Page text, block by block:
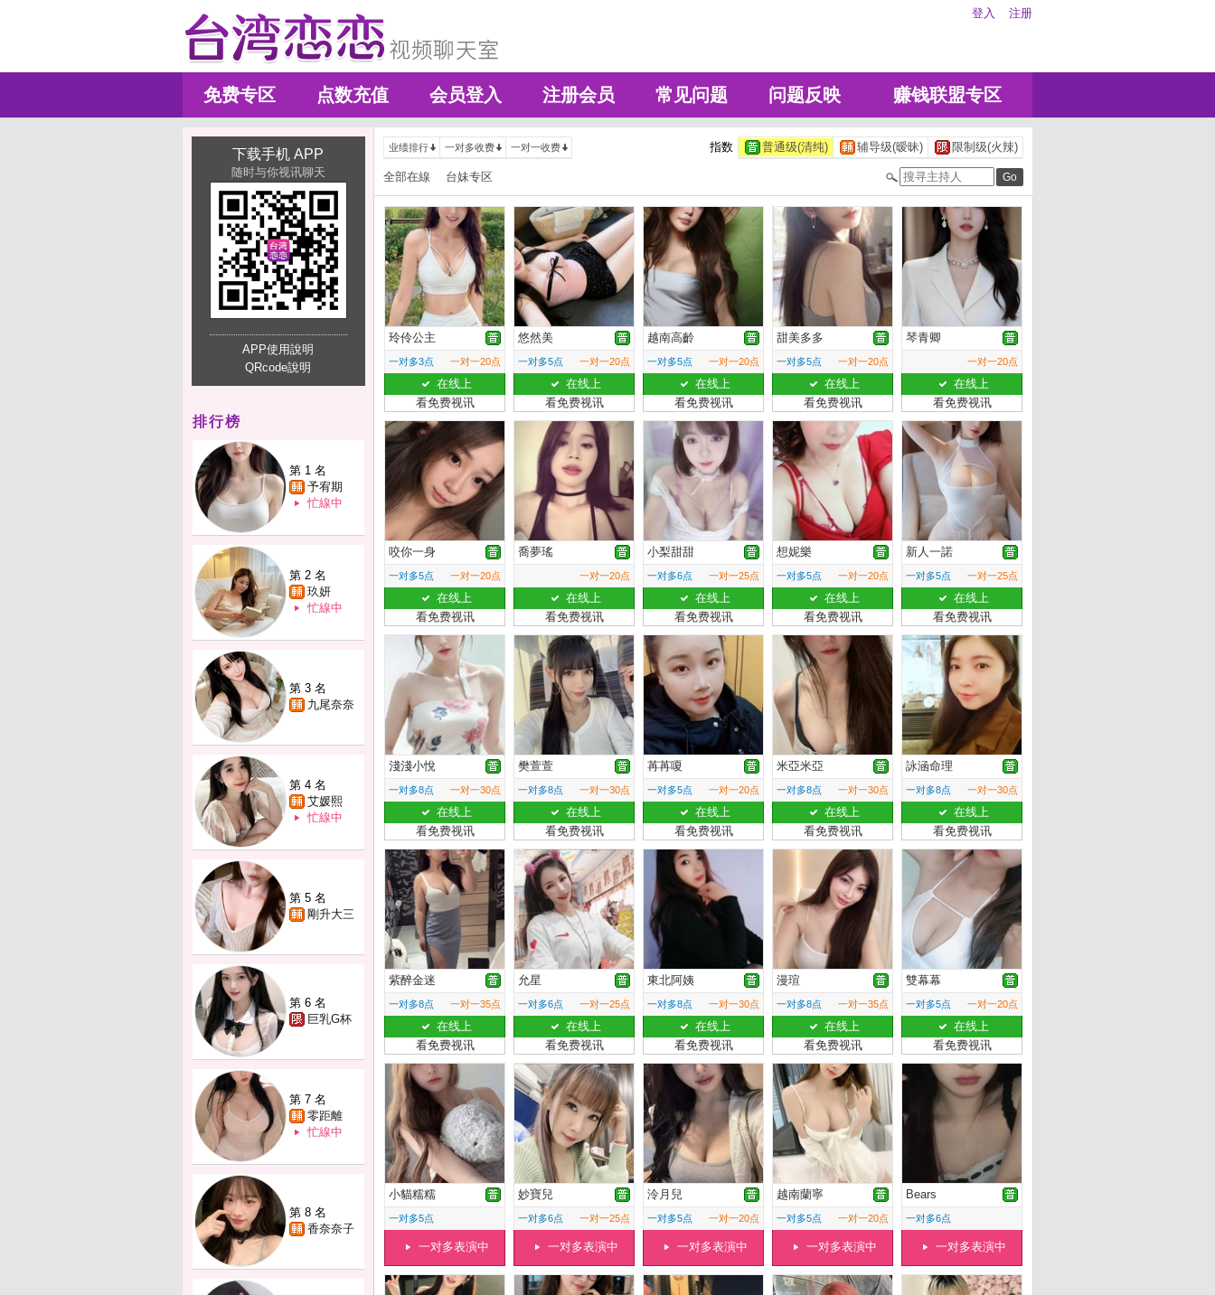
登入 注册
免费专区 点数充值 会员登入 注册会员 常见问题 问题反映 赚钱联盟专区
下载手机 APP
随时与你视讯聊天
APP使用說明
QRcode說明
排行榜
第 1 名
予宥期
忙線中
第 2 名
玖妍
忙線中
第 3 名
九尾奈奈
第 4 名
艾媛熙
忙線中
第 5 名
剛升大三
第 6 名
巨乳G杯
第 7 名
零距離
忙線中
第 8 名
香奈奈子
业绩排行 一对多收费 一对一收费 指数 普通级(清纯) 辅导级(暧昧) 限制级(火辣)
全部在線 台妹专区
玲伶公主
一对多3点 一对一20点
在线上
看免费视讯
悠然美
一对多5点 一对一20点
在线上
看免费视讯
越南高齡
一对多5点 一对一20点
在线上
看免费视讯
甜美多多
一对多5点 一对一20点
在线上
看免费视讯
琴青卿
一对一20点
在线上
看免费视讯
咬你一身
一对多5点 一对一20点
在线上
看免费视讯
喬夢瑤
一对一20点
在线上
看免费视讯
小梨甜甜
一对多6点 一对一25点
在线上
看免费视讯
想妮樂
一对多5点 一对一20点
在线上
看免费视讯
新人一諾
一对多5点 一对一25点
在线上
看免费视讯
淺淺小悅
一对多8点 一对一30点
在线上
看免费视讯
樊萱萱
一对多8点 一对一30点
在线上
看免费视讯
苒苒嗄
一对多5点 一对一20点
在线上
看免费视讯
米亞米亞
一对多8点 一对一30点
在线上
看免费视讯
詠涵命理
一对多8点 一对一30点
在线上
看免费视讯
紫醉金迷
一对多8点 一对一35点
在线上
看免费视讯
允星
一对多6点 一对一25点
在线上
看免费视讯
東北阿姨
一对多8点 一对一30点
在线上
看免费视讯
漫瑄
一对多8点 一对一35点
在线上
看免费视讯
雙幕幕
一对多5点 一对一20点
在线上
看免费视讯
小貓糯糯
一对多5点
一对多表演中
妙寶兒
一对多6点 一对一25点
一对多表演中
泠月兒
一对多5点 一对一20点
一对多表演中
越南蘭寧
一对多5点 一对一20点
一对多表演中
Bears
一对多6点
一对多表演中